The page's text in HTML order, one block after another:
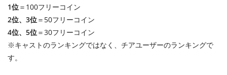
1位＝100フリーコイン
2位、3位＝50フリーコイン
4位、5位＝30フリーコイン
※キャストのランキングではなく、チアユーザーのランキングで
す。